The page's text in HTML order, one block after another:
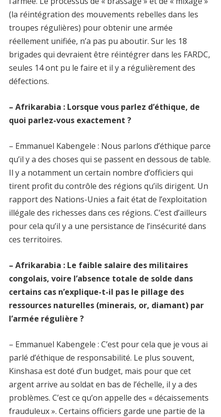
(la réintégration des mouvements rebelles dans les
troupes régulières) pour obtenir une armée
réellement unifiée, n’a pas pu aboutir. Sur les 18
brigades qui devraient être réintégrer dans les FARDC,
seules 14 ont pu le faire et il y a régulièrement des
défections.
– Afrikarabia : Lorsque vous parlez d’éthique, de
quoi parlez-vous exactement ?
– Emmanuel Kabengele : Nous parlons d’éthique parce
qu’il y a des choses qui se passent en dessous de table.
Il y a notamment un certain nombre d’officiers qui
tirent profit du contrôle des régions qu’ils dirigent. Un
rapport des Nations-Unies a fait état de l’exploitation
illégale des richesses dans ces régions. C’est d’ailleurs
pour cela qu’il y a une persistance de l’insécurité dans
ces territoires.
– Afrikarabia : Le faible salaire des militaires
congolais, voire l’absence totale de solde dans
certains cas n’explique-t-il pas le pillage des
ressources naturelles (minerais, or, diamant) par
l’armée régulière ?
– Emmanuel Kabengele : C’est pour cela que je vous ai
parlé d’éthique de responsabilité. Le plus souvent,
Kinshasa est doté d’un budget, mais pour que cet
argent arrive au soldat en bas de l’échelle, il y a des
problèmes. C’est ce qu’on appelle des « décaissements
frauduleux ». Certains officiers garde une partie de la